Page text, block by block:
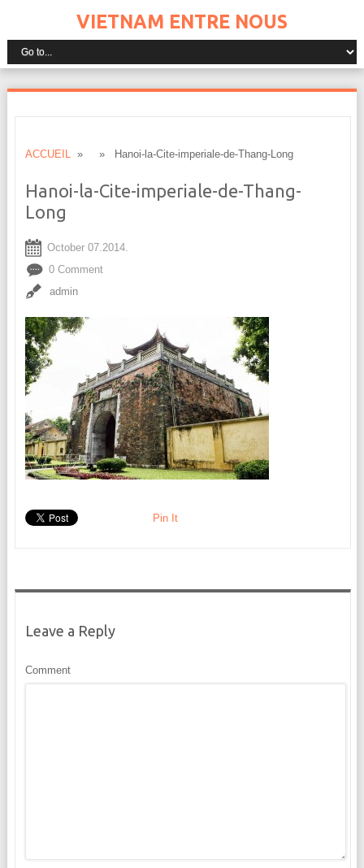
VIETNAM ENTRE NOUS
ACCUEIL» » Hanoi-la-Cite-imperiale-de-Thang-Long
Hanoi-la-Cite-imperiale-de-Thang-
Long
October 07.2014.
0 Comment
admin
Pin It
Leave a Reply
Comment